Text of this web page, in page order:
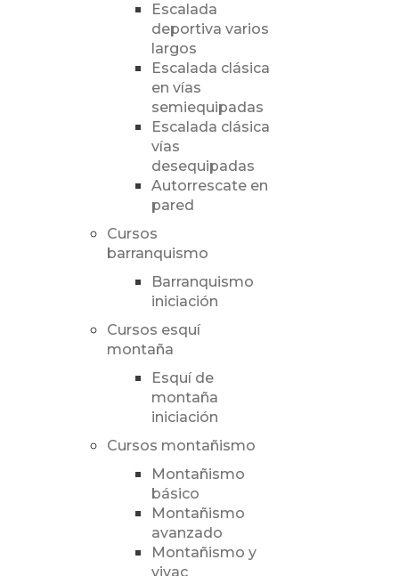
Escalada
deportiva varios
largos
Escalada clásica
en vías
semiequipadas
Escalada clásica
vías
desequipadas
Autorrescate en
pared
Cursos
barranquismo
Barranquismo
iniciación
Cursos esquí
montaña
Esquí de
montaña
iniciación
Cursos montañismo
Montañismo
básico
Montañismo
avanzado
Montañismo y
vivac